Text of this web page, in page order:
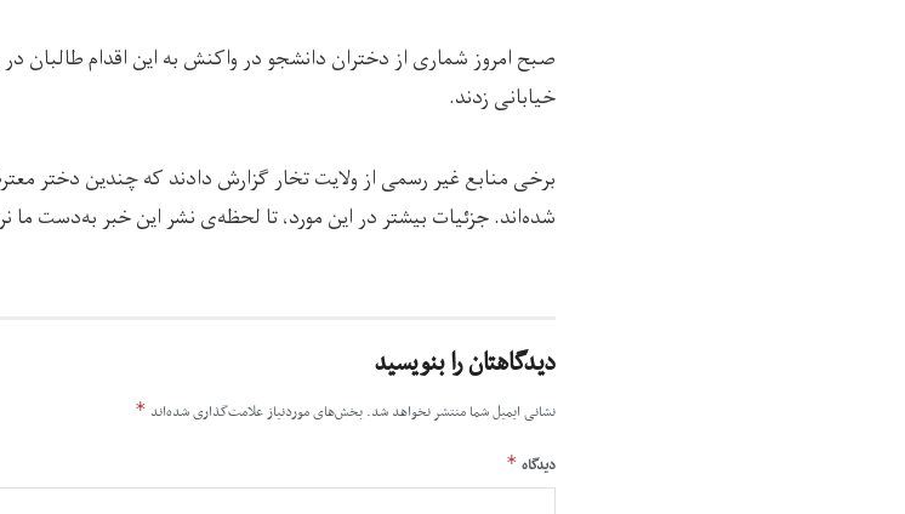
صبح امروز شماری از دختران دانشجو در واکنش به این اقدام طالبان
خیابانی زدند.
برخی منابع غیر رسمی از ولایت تخار گزارش دادند که چندین دختر
شده‌اند. جزئیات بیشتر در این مورد، تا لحظه‌ی نشر این خبر به‌دست ما
دیدگاهتان را بنویسید
نشانی ایمیل شما منتشر نخواهد شد. بخش‌های موردنیاز علامت‌گذاری شده‌اند *
دیدگاه *